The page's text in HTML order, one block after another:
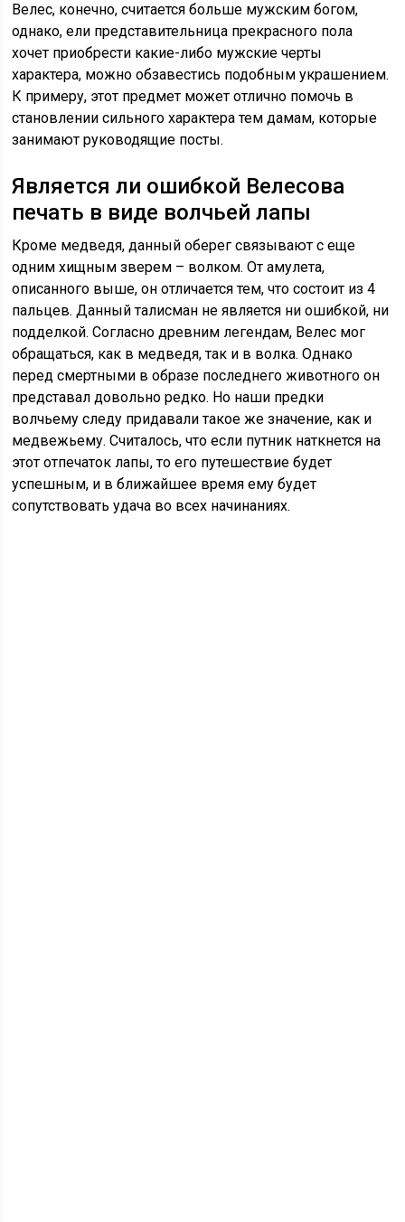
Велес, конечно, считается больше мужским богом,
однако, ели представительница прекрасного пола
хочет приобрести какие-либо мужские черты
характера, можно обзавестись подобным украшением.
К примеру, этот предмет может отлично помочь в
становлении сильного характера тем дамам, которые
занимают руководящие посты.
Является ли ошибкой Велесова
печать в виде волчьей лапы
Кроме медведя, данный оберег связывают с еще
одним хищным зверем – волком. От амулета,
описанного выше, он отличается тем, что состоит из 4
пальцев. Данный талисман не является ни ошибкой, ни
подделкой. Согласно древним легендам, Велес мог
обращаться, как в медведя, так и в волка. Однако
перед смертными в образе последнего животного он
представал довольно редко. Но наши предки
волчьему следу придавали такое же значение, как и
медвежьему. Считалось, что если путник наткнется на
этот отпечаток лапы, то его путешествие будет
успешным, и в ближайшее время ему будет
сопутствовать удача во всех начинаниях.